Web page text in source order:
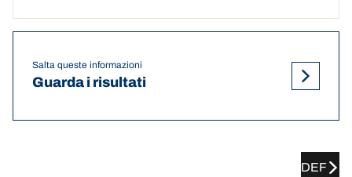
Salta queste informazioni
Guarda i risultati
DEF